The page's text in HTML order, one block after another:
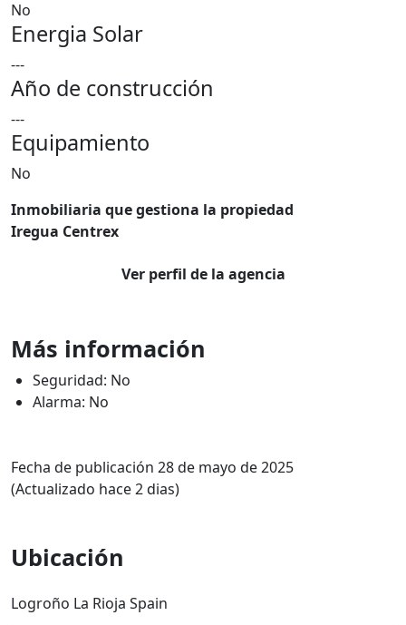
No
Energia Solar
---
Año de construcción
---
Equipamiento
No
Inmobiliaria que gestiona la propiedad
Iregua Centrex
Ver perfil de la agencia
Más información
Seguridad: No
Alarma: No
Fecha de publicación 28 de mayo de 2025
(Actualizado hace 2 dias)
Ubicación
Logroño La Rioja Spain